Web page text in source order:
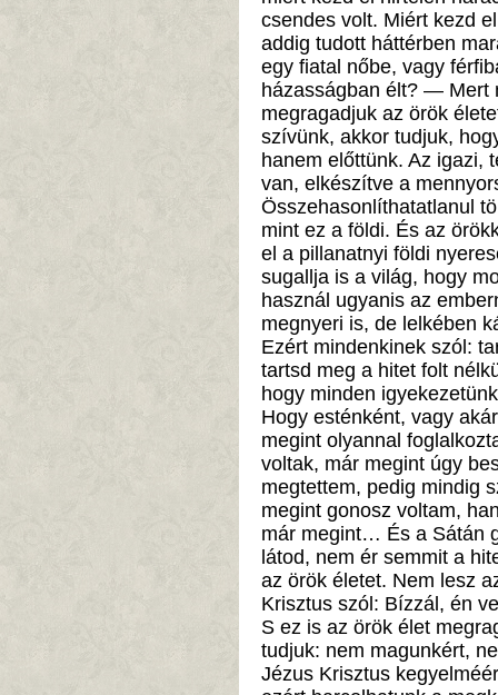
csendes volt. Miért kezd
addig tudott háttérben
egy fiatal nőbe, vagy
házasságban élt? — Mert
megragadjuk az örök
szívünk, akkor tudjuk,
hanem előttünk. Az igazi,
van, elkészítve a
Összehasonlíthatatlanul
mint ez a földi. És az
el a pillanatnyi földi
sugallja is a világ, hogy
használ ugyanis az
megnyeri is, de lelkében
Ezért mindenkinek szól:
tartsd meg a hitet folt
hogy minden
Hogy esténként, vagy
megint olyannal
voltak, már megint úgy
megtettem, pedig mindig
megint gonosz voltam,
már megint… És a Sátán
látod, nem ér semmit a
az örök életet. Nem lesz
Krisztus szól: Bízzál, én
S ez is az örök élet
tudjuk: nem magunkért,
Jézus Krisztus